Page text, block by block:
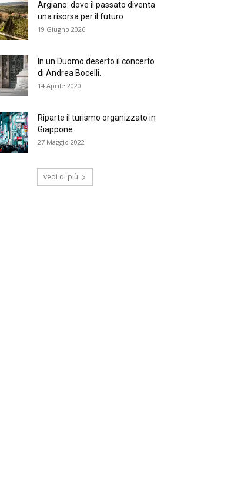
Argiano: dove il passato diventa
una risorsa per il futuro
19 Giugno 2026
In un Duomo deserto il concerto
di Andrea Bocelli.
14 Aprile 2020
Riparte il turismo organizzato in
Giappone.
27 Maggio 2022
vedi di più